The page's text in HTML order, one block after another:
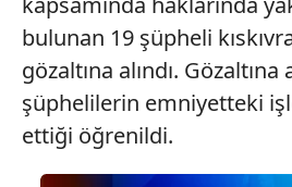
bulunan 19 şüpheli
gözaltına alındı. Gözaltına
şüphelilerin emniyetteki
ettiği öğrenildi.